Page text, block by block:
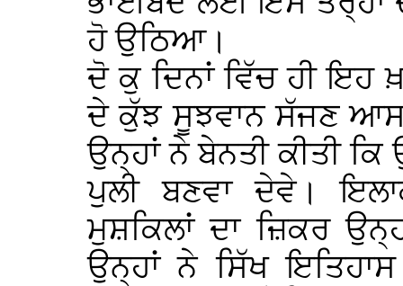
ਹੋ ਉਠਿਆ।
ਦੋ ਕੁ ਦਿਨਾਂ ਵਿੱਚ ਹੀ ਇਹ
ਦੇ ਕੁੱਝ ਸੂਝਵਾਨ ਸੱਜਣ
ਉਨ੍ਹਾਂ ਨੇ ਬੇਨਤੀ ਕੀਤੀ
ਪੁਲੀ ਬਣਵਾ ਦੇਵੇ।
ਮੁਸ਼ਕਿਲਾਂ ਦਾ ਜ਼ਿਕਰ
ਉਨ੍ਹਾਂ ਨੇ ਸਿੱਖ